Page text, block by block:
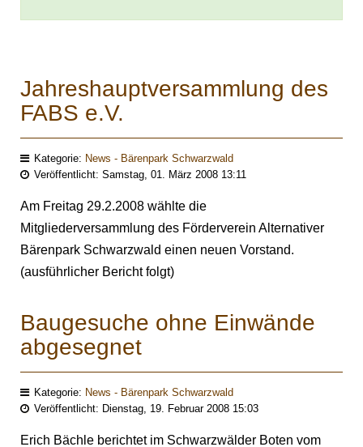
Jahreshauptversammlung des
FABS e.V.
Kategorie: News - Bärenpark Schwarzwald
Veröffentlicht: Samstag, 01. März 2008 13:11
Am Freitag 29.2.2008 wählte die
Mitgliederversammlung des Förderverein Alternativer
Bärenpark Schwarzwald einen neuen Vorstand.
(ausführlicher Bericht folgt)
Baugesuche ohne Einwände
abgesegnet
Kategorie: News - Bärenpark Schwarzwald
Veröffentlicht: Dienstag, 19. Februar 2008 15:03
Erich Bächle berichtet im Schwarzwälder Boten vom